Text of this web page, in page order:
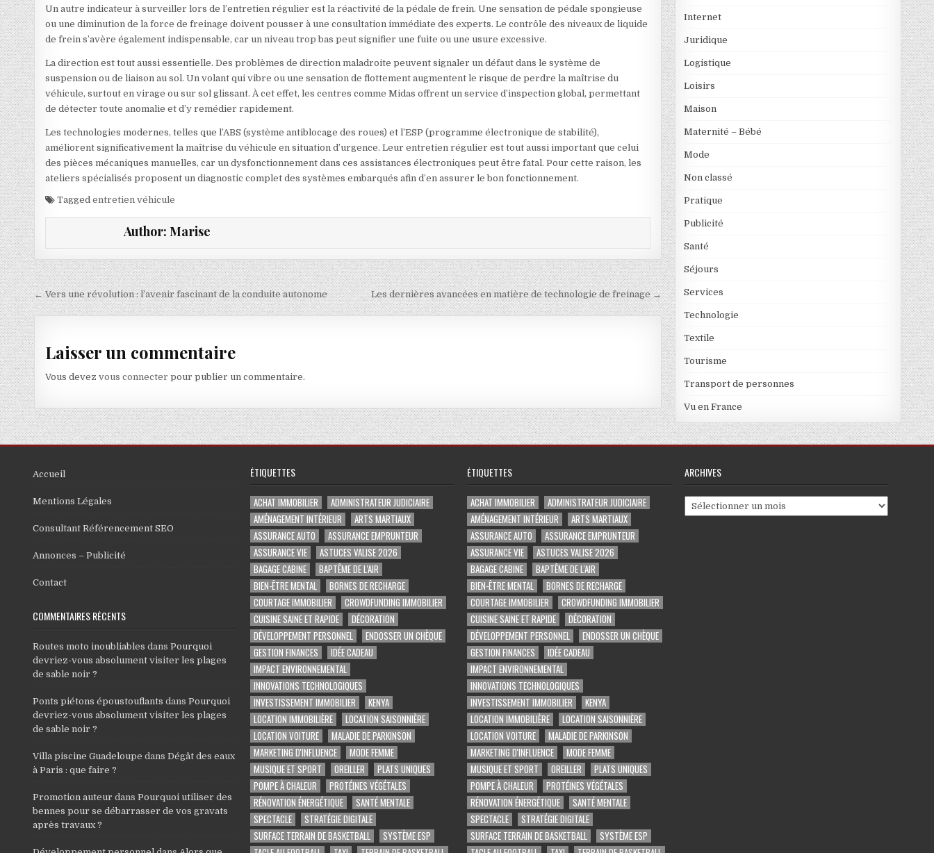
Un autre indicateur à surveiller lors de l’entretien régulier est la réactivité de la pédale de frein. Une sensation de pédale spongieuse
ou une diminution de la force de freinage doivent pousser à une consultation immédiate des experts. Le contrôle des niveaux de liquide
de frein s’avère également indispensable, car un niveau trop bas peut signifier une fuite ou une usure excessive.
La direction est tout aussi essentielle. Des problèmes de direction maladroite peuvent signaler un défaut dans le système de
suspension ou de liaison au sol. Un volant qui vibre ou une sensation de flottement augmentent le risque de perdre la maîtrise du
véhicule, surtout en virage ou sur sol glissant. À cet effet, les centres comme Midas offrent un service d’inspection global, permettant
de détecter toute anomalie et d’y remédier rapidement.
Les technologies modernes, telles que l’ABS (système antiblocage des roues) et l’ESP (programme électronique de stabilité),
améliorent significativement la maîtrise du véhicule en situation d’urgence. Leur entretien régulier est tout aussi important que celui
des pièces mécaniques manuelles, car un dysfonctionnement dans ces assistances électroniques peut être fatal. Pour cette raison, les
ateliers spécialisés proposent un diagnostic complet des systèmes embarqués afin d’en assurer le bon fonctionnement.
Taggedentretien véhicule
Author: Marise
Navigation de l’article
← Vers une révolution : l’avenir fascinant de la conduite autonome Les dernières avancées en matière de technologie de freinage →
Laisser un commentaire
Vous devezvous connecter pour publier un commentaire.
Internet
Juridique
Logistique
Loisirs
Maison
Maternité – Bébé
Mode
Non classé
Pratique
Publicité
Santé
Séjours
Services
Technologie
Textile
Tourisme
Transport de personnes
Vu en France
Accueil
Mentions Légales
Consultant Référencement SEO
Annonces – Publicité
Contact
COMMENTAIRES RÉCENTS
Routes moto inoubliables dans Pourquoi
devriez-vous absolument visiter les plages
de sable noir ?
Ponts piétons époustouflants dans Pourquoi
devriez-vous absolument visiter les plages
de sable noir ?
Villa piscine Guadeloupe dans Dégât des eaux
à Paris : que faire ?
Promotion auteur dans Pourquoi utiliser des
bennes pour se débarrasser de vos gravats
après travaux ?
ÉTIQUETTES
ACHAT IMMOBILIER
ADMINISTRATEUR JUDICIAIRE
AMÉNAGEMENT INTÉRIEUR
ARTS MARTIAUX
ASSURANCE AUTO
ASSURANCE EMPRUNTEUR
ASSURANCE VIE
ASTUCES VALISE 2026
BAGAGE CABINE
BAPTÊME DE L'AIR
BIEN-ÊTRE MENTAL
BORNES DE RECHARGE
COURTAGE IMMOBILIER
CROWDFUNDING IMMOBILIER
CUISINE SAINE ET RAPIDE
DÉCORATION
DÉVELOPPEMENT PERSONNEL
ENDOSSER UN CHÈQUE
GESTION FINANCES
IDÉE CADEAU
IMPACT ENVIRONNEMENTAL
INNOVATIONS TECHNOLOGIQUES
INVESTISSEMENT IMMOBILIER
KENYA
LOCATION IMMOBILIÈRE
LOCATION SAISONNIÈRE
LOCATION VOITURE
MALADIE DE PARKINSON
MARKETING D'INFLUENCE
MODE FEMME
MUSIQUE ET SPORT
OREILLER
PLATS UNIQUES
POMPE À CHALEUR
PROTÉINES VÉGÉTALES
RÉNOVATION ÉNERGÉTIQUE
SANTÉ MENTALE
SPECTACLE
STRATÉGIE DIGITALE
SURFACE TERRAIN DE BASKETBALL
SYSTÈME ESP
ÉTIQUETTES
ACHAT IMMOBILIER
ADMINISTRATEUR JUDICIAIRE
AMÉNAGEMENT INTÉRIEUR
ARTS MARTIAUX
ASSURANCE AUTO
ASSURANCE EMPRUNTEUR
ASSURANCE VIE
ASTUCES VALISE 2026
BAGAGE CABINE
BAPTÊME DE L'AIR
BIEN-ÊTRE MENTAL
BORNES DE RECHARGE
COURTAGE IMMOBILIER
CROWDFUNDING IMMOBILIER
CUISINE SAINE ET RAPIDE
DÉCORATION
DÉVELOPPEMENT PERSONNEL
ENDOSSER UN CHÈQUE
GESTION FINANCES
IDÉE CADEAU
IMPACT ENVIRONNEMENTAL
INNOVATIONS TECHNOLOGIQUES
INVESTISSEMENT IMMOBILIER
KENYA
LOCATION IMMOBILIÈRE
LOCATION SAISONNIÈRE
LOCATION VOITURE
MALADIE DE PARKINSON
MARKETING D'INFLUENCE
MODE FEMME
MUSIQUE ET SPORT
OREILLER
PLATS UNIQUES
POMPE À CHALEUR
PROTÉINES VÉGÉTALES
RÉNOVATION ÉNERGÉTIQUE
SANTÉ MENTALE
SPECTACLE
STRATÉGIE DIGITALE
SURFACE TERRAIN DE BASKETBALL
SYSTÈME ESP
ARCHIVES
Archives